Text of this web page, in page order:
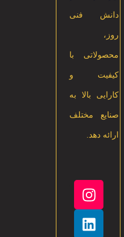
دانش فنی
روز،
محصولاتی با
کیفیت و
کارایی بالا به
صنایع مختلف
ارائه دهد.